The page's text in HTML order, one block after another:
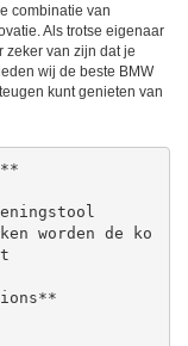
combinatie van
Als trotse eigenaar
zeker van zijn dat je
wij de beste BMW
kunt genieten van
worden de ko